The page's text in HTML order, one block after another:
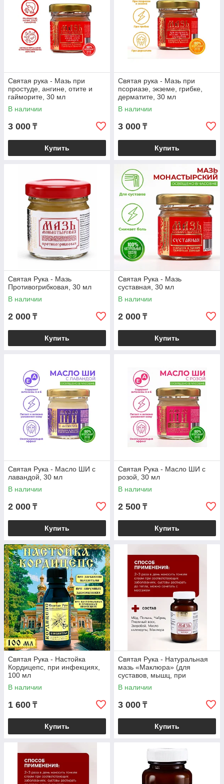
Святая рука - Мазь при
простуде, ангине, отите и
гайморите, 30 мл
В наличии
3 000 ₸
Купить
Святая рука - Мазь при
псориазе, экземе, грибке,
дерматите, 30 мл
В наличии
3 000 ₸
Купить
Святая Рука - Мазь
Противогрибковая, 30 мл
В наличии
2 000 ₸
Купить
Святая Рука - Мазь
суставная, 30 мл
В наличии
2 000 ₸
Купить
Святая Рука - Масло ШИ с
лавандой, 30 мл
В наличии
2 000 ₸
Купить
Святая Рука - Масло ШИ с
розой, 30 мл
В наличии
2 500 ₸
Купить
Святая Рука - Настойка
Кордицепс, при инфекциях,
100 мл
В наличии
1 600 ₸
Купить
Святая Рука - Натуральная
мазь «Маклюра» (для
суставов, мышц, при
геморрое, ожогах, экземах),
100 мл
В наличии
3 000 ₸
Купить